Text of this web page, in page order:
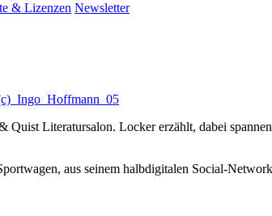
& Lizenzen Newsletter
Quist Literatursalon. Locker erzählt, dabei
aus seinem halbdigitalen Social-